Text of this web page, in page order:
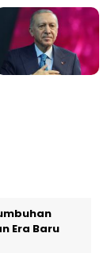
Era Baru